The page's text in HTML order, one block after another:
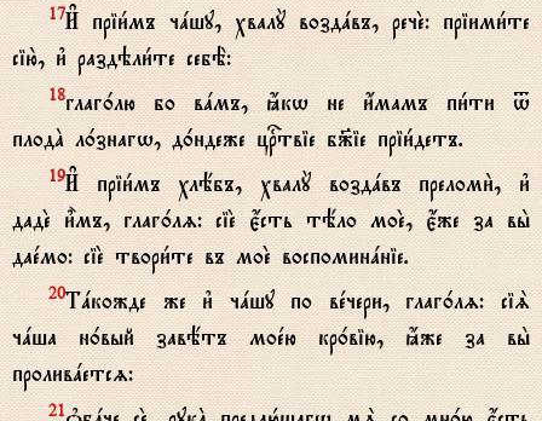
17И# пріи1мъ чaшу, хвалY воздaвъ, речE: пріими1те
сію2, и3 раздэли1те себЁ:
18глаг0лю бо вaмъ, ћкw не и4мамъ пи1ти t
плодA л0знагw, д0ндеже цrтвіе б9іе пріи1детъ.
19И# пріи1мъ хлёбъ, хвалY воздaвъ преломи2, и3
дадE и5мъ, глаг0лz: сіE є4сть тёло моE, є4же за вы2
даeмо: сіE твори1те въ моE воспоминaніе.
20Тaкожде же и3 чaшу по вeчери, глаг0лz: сіS
чaша н0вый завётъ моeю кр0вію, ћже за вы2
проливaетсz:
21